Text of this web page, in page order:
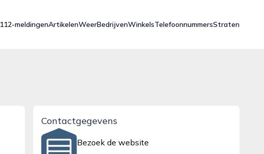
112-meldingenArtikelenWeerBedrijvenWinkelsTelefoonnummersStraten
Contactgegevens
Bezoek de website